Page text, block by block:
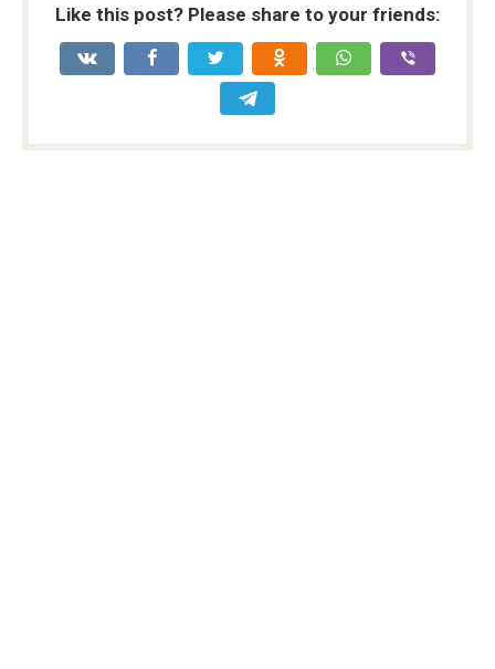
Like this post? Please share to your friends: